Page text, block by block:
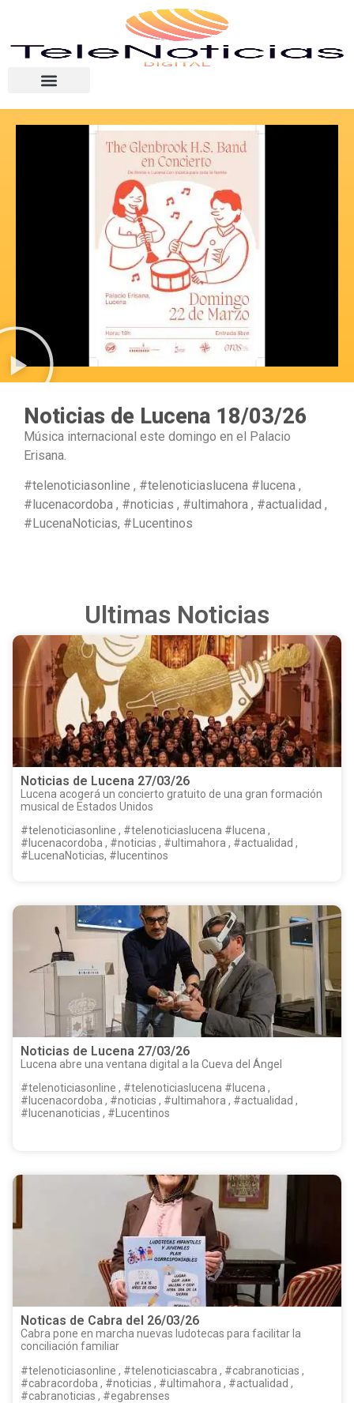
Noticias de Lucena 18/03/26
Música internacional este domingo en el Palacio
Erisana.
#telenoticiasonline , #telenoticiaslucena #lucena ,
#lucenacordoba , #noticias , #ultimahora , #actualidad ,
#LucenaNoticias, #Lucentinos
Ultimas Noticias
Noticias de Lucena 27/03/26
Lucena acogerá un concierto gratuito de una gran formación
musical de Estados Unidos
#telenoticiasonline , #telenoticiaslucena #lucena ,
#lucenacordoba , #noticias , #ultimahora , #actualidad ,
#LucenaNoticias, #lucentinos
Noticias de Lucena 27/03/26
Lucena abre una ventana digital a la Cueva del Ángel
#telenoticiasonline , #telenoticiaslucena #lucena ,
#lucenacordoba , #noticias , #ultimahora , #actualidad ,
#lucenanoticias , #Lucentinos
Noticas de Cabra del 26/03/26
Cabra pone en marcha nuevas ludotecas para facilitar la
conciliación familiar
#telenoticiasonline , #telenoticiascabra , #cabranoticias ,
#cabracordoba , #noticias , #ultimahora , #actualidad ,
#cabranoticias , #egabrenses